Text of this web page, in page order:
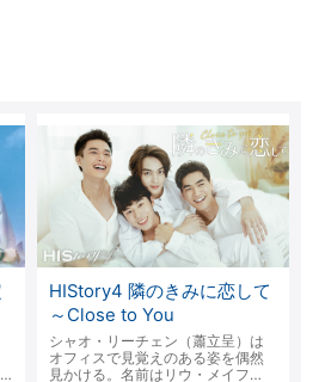
Rチャンネル
チケット
楽天チケット
エンタメニュース
推し楽
…
HIStory4 隣のきみに恋して
～Close to You
シャオ・リーチェン（蕭立呈）は
オフィスで見覚えのある姿を偶然
見かける。名前はリウ・メイフ…